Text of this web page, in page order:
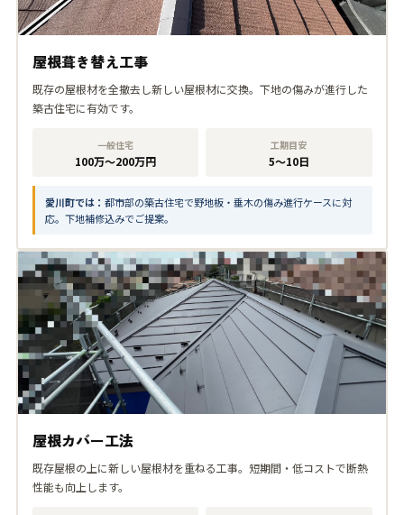
屋根葺き替え工事
既存の屋根材を全撤去し新しい屋根材に交換。下地の傷みが進行した
築古住宅に有効です。
一般住宅
100万〜200万円
工期目安
5〜10日
愛川町では： 都市部の築古住宅で野地板・垂木の傷み進行ケースに対
応。下地補修込みでご提案。
屋根カバー工法
既存屋根の上に新しい屋根材を重ねる工事。短期間・低コストで断熱
性能も向上します。